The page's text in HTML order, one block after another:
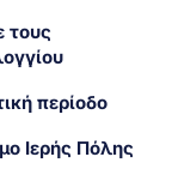
τους
περίοδο
Ιερής Πόλης